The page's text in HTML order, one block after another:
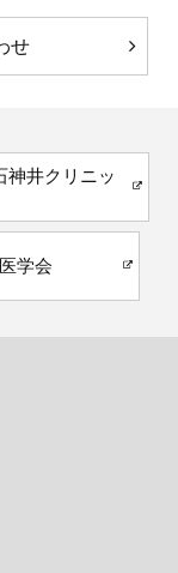
せ
神井クリニッ
学会